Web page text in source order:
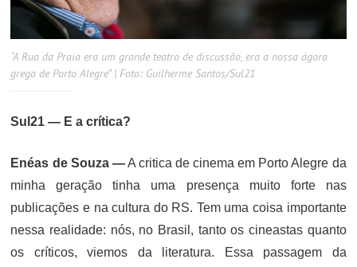
“A Rua da Praia era um grande teatro de discussão, era a nossa ágora
grega de Porto Alegre” | Foto: Guilherme Santos/Sul21
Sul21 — E a crítica?
Enéas de Souza —A critica de cinema em Porto Alegre da
minha geração tinha uma presença muito forte nas
publicações e na cultura do RS. Tem uma coisa importante
nessa realidade: nós, no Brasil, tanto os cineastas quanto
os críticos, viemos da literatura. Essa passagem da